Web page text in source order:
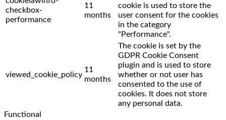
checkbox-
performance
11
months
cookie is used to store the
user consent for the cookies
in the category
"Performance".
viewed_cookie_policy
11
months
The cookie is set by the
GDPR Cookie Consent
plugin and is used to store
whether or not user has
consented to the use of
cookies. It does not store
any personal data.
Functional